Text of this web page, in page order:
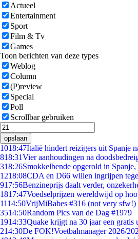
Actueel
Entertainment
Sport
Film & Tv
Games
Toon berichten van deze types
Weblog
Column
(P)review
Special
Poll
Scrollbar gebruiken
opslaan
1018:47Italië hindert reizigers uit Spanje
818:31Vier aanhoudingen na
318:26Smokkelbende opgerold in
1218:08CDA en D66 willen ingrijpen
917:56Benzineprijs daalt verder,
1817:47Voedselprijzen wereldwijd op
1114:50VrijMiBabes #316 (not very sfw!)
3514:50Random Pics van de Dag #1979
1914:33Quake krijgt na 30 jaar een gratis
214:30De FOK!Voetbalmanager 2026/